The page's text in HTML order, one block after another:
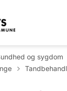
og sygdom
Tilbage til